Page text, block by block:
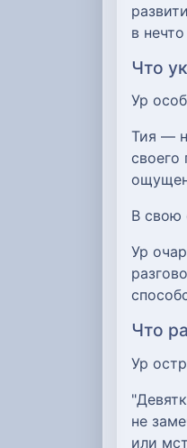
в
Что
Ур
Тия —
своего
В свою
Ур
Что
Ур
не
или